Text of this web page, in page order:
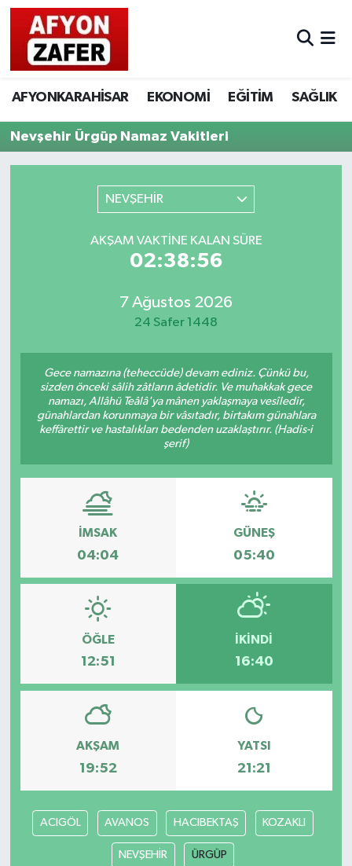
AFYONKARAHİSAR EKONOMİ EĞİTİM SAĞLIK
Nevşehir Ürgüp Namaz Vakitleri
NEVŞEHİR
AKŞAM VAKTINE KALAN SÜRE
02:38:56
7 Ağustos 2026
24 Safer 1448
Gece namazına (teheccüde) devam ediniz. Çünkü bu,
sizden önceki sâlih zâtların âdetidir. Ve muhakkak gece
namazı, Allâhü Teâlâ'ya mânen yaklaşmaya vesîledir,
günahlardan korunmaya bir vâsıtadır, birtakım günahlara
keffârettir ve hastalıkları bedenden uzaklaştırır. (Hadis-i
şerif)
İMSAK
04:04
GÜNEŞ
05:40
ÖĞLE
12:51
İKINDI
16:40
AKŞAM
19:52
YATSI
21:21
ACIGÖL AVANOS HACIBEKTAŞ KOZAKLI
NEVŞEHİR ÜRGÜP